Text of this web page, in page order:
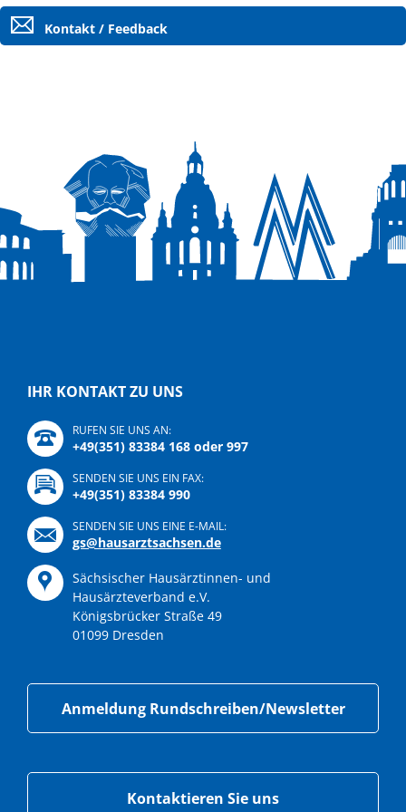
Kontakt / Feedback
IHR KONTAKT ZU UNS
RUFEN SIE UNS AN:
+49(351) 83384 168 oder 997
SENDEN SIE UNS EIN FAX:
+49(351) 83384 990
SENDEN SIE UNS EINE E-MAIL:
gs@hausarztsachsen.de
Sächsischer Hausärztinnen- und
Hausärzteverband e.V.
Königsbrücker Straße 49
01099 Dresden
Anmeldung Rundschreiben/Newsletter
Kontaktieren Sie uns